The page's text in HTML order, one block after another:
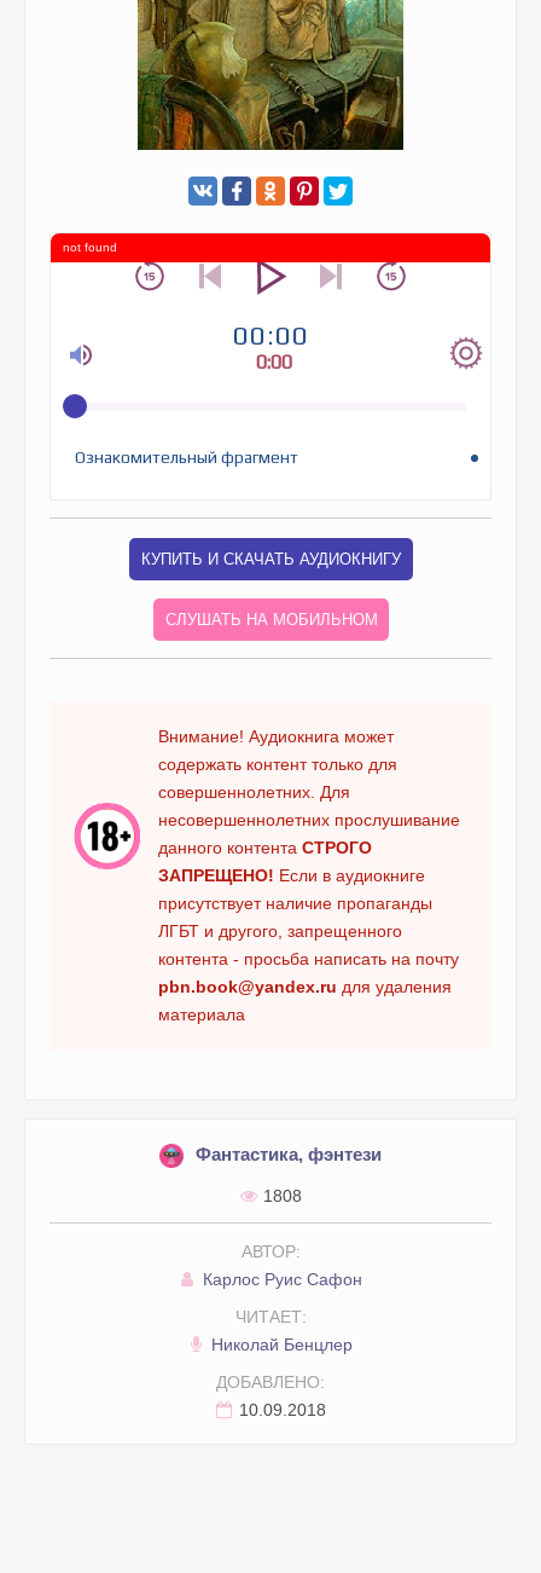
00:00
0:00
Ознакомительный фрагмент
not found
КУПИТЬ И СКАЧАТЬ АУДИОКНИГУ
СЛУШАТЬ НА МОБИЛЬНОМ
Внимание! Аудиокнига может
содержать контент только для
совершеннолетних. Для
несовершеннолетних прослушивание
данного контента СТРОГО
ЗАПРЕЩЕНО! Если в аудиокниге
присутствует наличие пропаганды
ЛГБТ и другого, запрещенного
контента - просьба написать на почту
pbn.book@yandex.ru для удаления
материала
Фантастика, фэнтези
1808
АВТОР:
Карлос Руис Сафон
ЧИТАЕТ:
Николай Бенцлер
ДОБАВЛЕНО:
10.09.2018